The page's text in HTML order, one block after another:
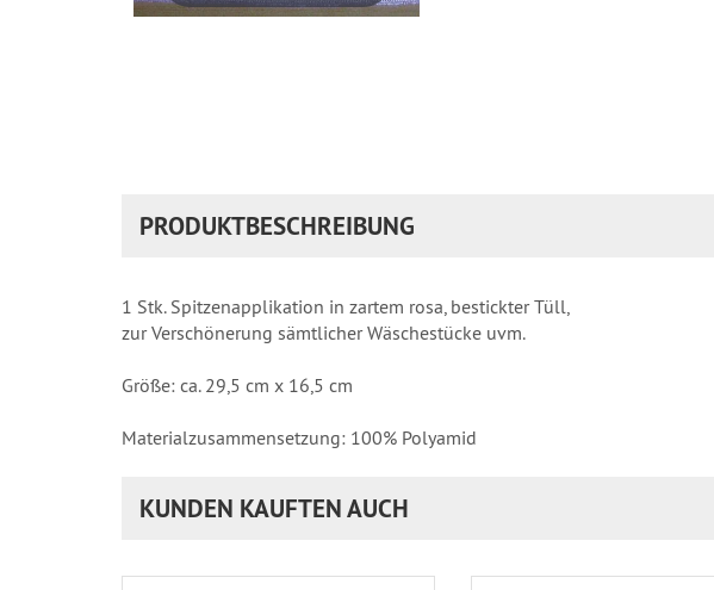
PRODUKTBESCHREIBUNG
1 Stk. Spitzenapplikation in zartem rosa, bestickter Tüll,
zur Verschönerung sämtlicher Wäschestücke uvm.
Größe: ca. 29,5 cm x 16,5 cm
Materialzusammensetzung: 100% Polyamid
KUNDEN KAUFTEN AUCH